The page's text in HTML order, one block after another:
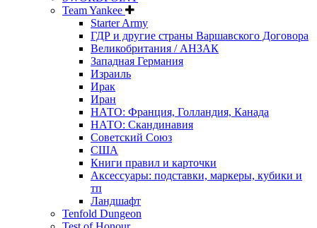
Team Yankee
Starter Army
ГДР и другие страны Варшавского Договора
Великобритания / АНЗАК
Западная Германия
Израиль
Ирак
Иран
НАТО: Франция, Голландия, Канада
НАТО: Скандинавия
Советский Союз
США
Книги правил и карточки
Аксессуары: подставки, маркеры, кубики и
тп
Ландшафт
Tenfold Dungeon